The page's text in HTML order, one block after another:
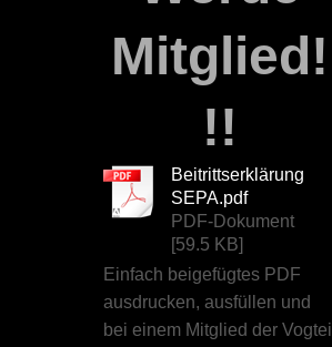
Mitglied!
!!
Beitrittserklärung
SEPA.pdf
PDF-Dokument
[59.5 KB]
Einfach beigefügtes PDF
ausdrucken, ausfüllen und
bei einem Mitglied der Vogtei